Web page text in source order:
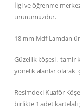
İlgi ve öğrenme
ürünümüzdür.
18 mm Mdf Lamdan
Güzellik köşesi , tamir
yönelik alanlar olarak
Resimdeki Kuaför
birlikte 1 adet